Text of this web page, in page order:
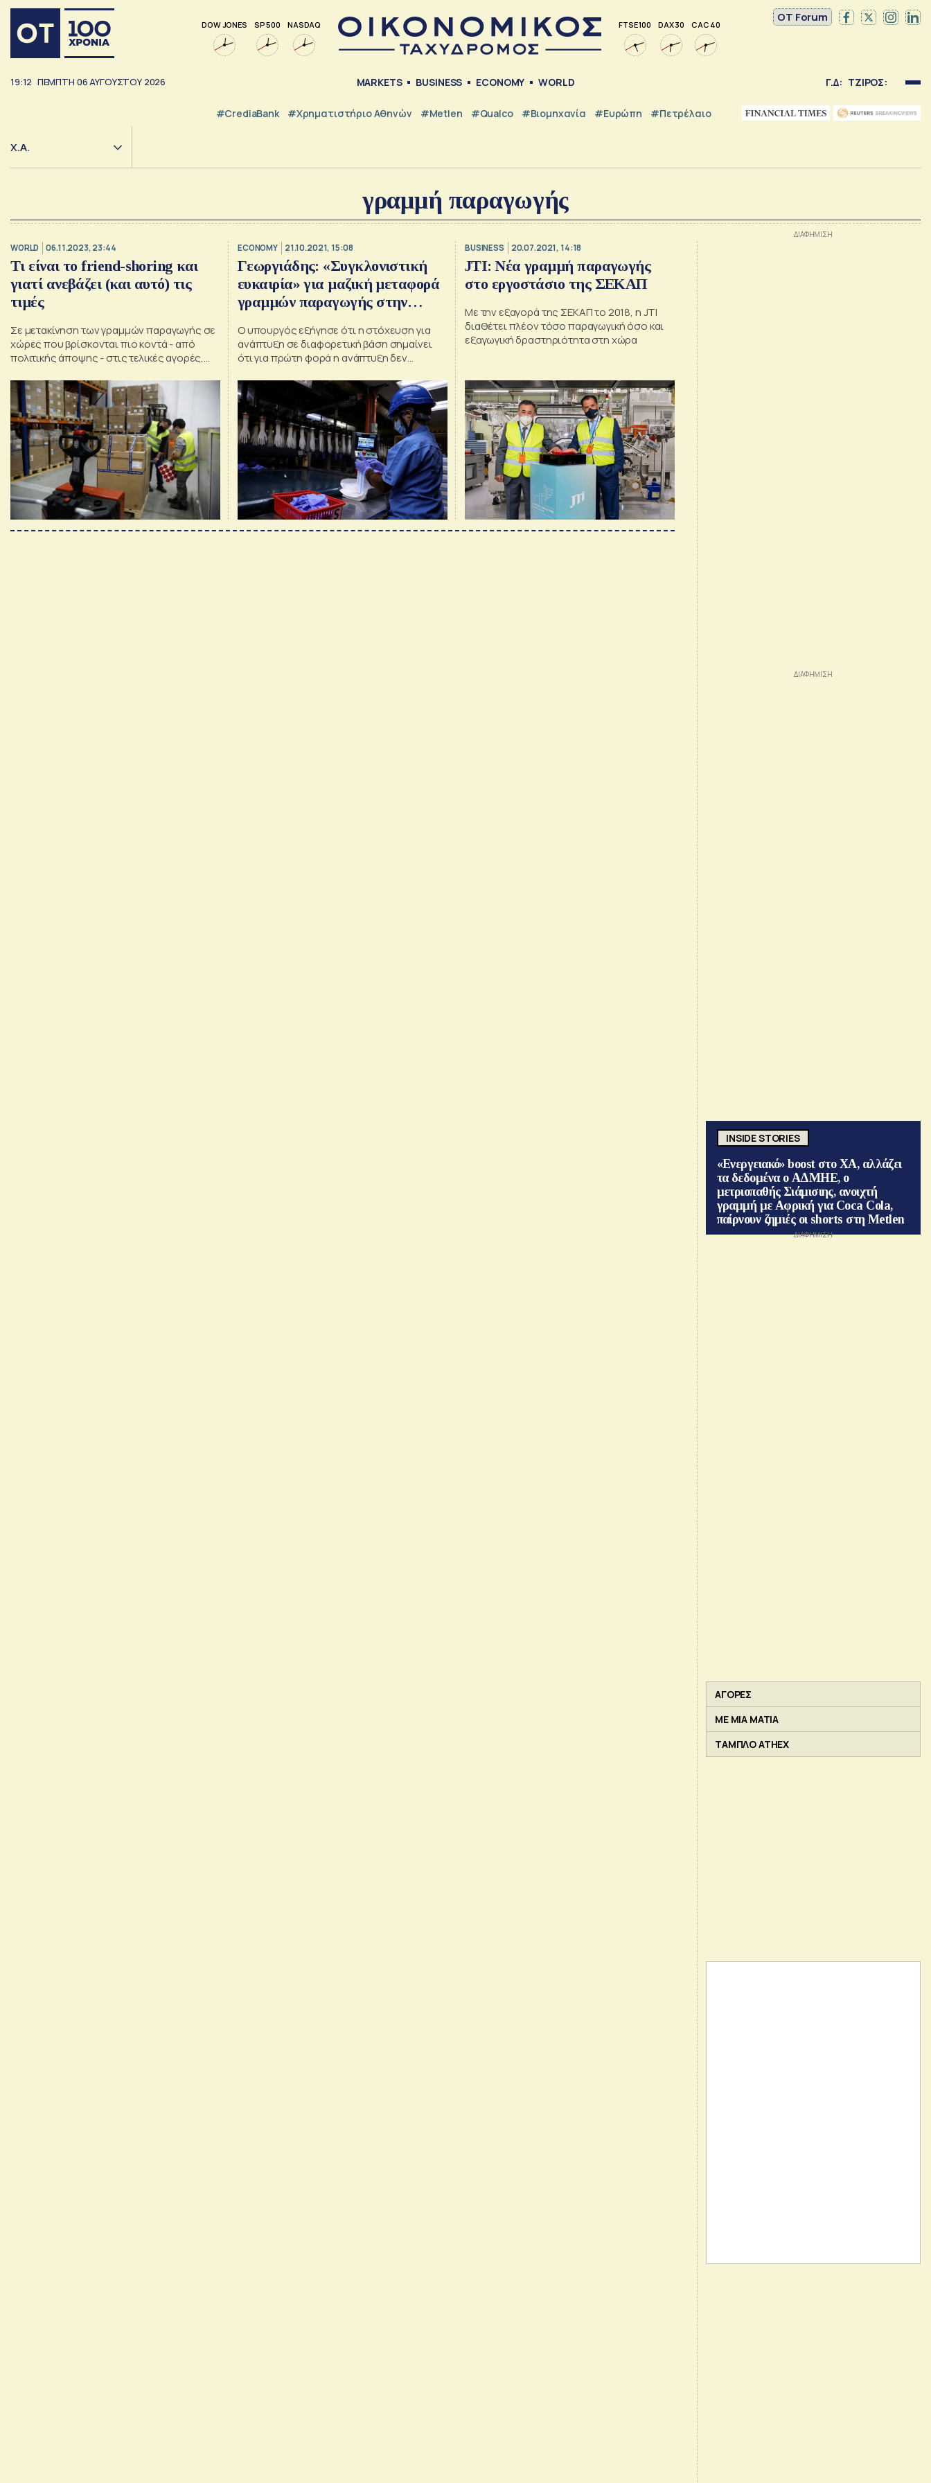
DOW JONES SP 500 NASDAQ FTSE 100 DAX 30 CAC 40
OT Forum
19:12 ΠΕΜΠΤΗ 06ΑΥΓΟΥΣΤΟΥ 2026 MARKETS BUSINESS ECONOMY WORLD Γ.Δ: ΤΖΙΡΟΣ:
#CrediaBank #Χρηματιστήριο Αθηνών #metlen #Qualco #Βιομηχανία #Ευρώπη #Πετρέλαιο
Χ.Α.
γραμμή παραγωγής
WORLD 06.11.2023, 23:44
Τι είναι το friend-shoring και
γιατί ανεβάζει (και αυτό) τις
τιμές
Σε μετακίνηση των γραμμών παραγωγής σε
χώρες που βρίσκονται πιο κοντά - από
πολιτικής άποψης - στις τελικές αγορές,
πολυεθνικές εταιρείες
ECONOMY 21.10.2021, 15:08
Γεωργιάδης: «Συγκλονιστική
ευκαιρία» για μαζική μεταφορά
γραμμών παραγωγής στην
Ο υπουργός εξήγησε ότι η στόχευση για
ανάπτυξη σε διαφορετική βάση σημαίνει
ότι για πρώτη φορά η ανάπτυξη δεν
αλλά σε πολύ μεγάλο βαθμό από τις
ιδιωτικές επενδύσεις και την αύξηση της
παραγωγής και των εξαγωγών
BUSINESS 20.07.2021, 14:18
JΤΙ: Νέα γραμμή παραγωγής
στο εργοστάσιο της ΣΕΚΑΠ
Με την εξαγορά της ΣΕΚΑΠ το 2018, η JTI
διαθέτει πλέον τόσο παραγωγική όσο και
εξαγωγική δραστηριότητα στη χώρα
INSIDE STORIES
«Ενεργειακό» boost στο ΧΑ, αλλάζει
τα δεδομένα ο ΑΔΜΗΕ, ο
μετριοπαθής Σιάμισιης, ανοιχτή
γραμμή με Αφρική για Coca Cola,
παίρνουν ζημιές οι shorts στη Metlen
ΑΓΟΡΕΣ
ΜΕ ΜΙΑ ΜΑΤΙΑ
ΤΑΜΠΛΟ ATHEX